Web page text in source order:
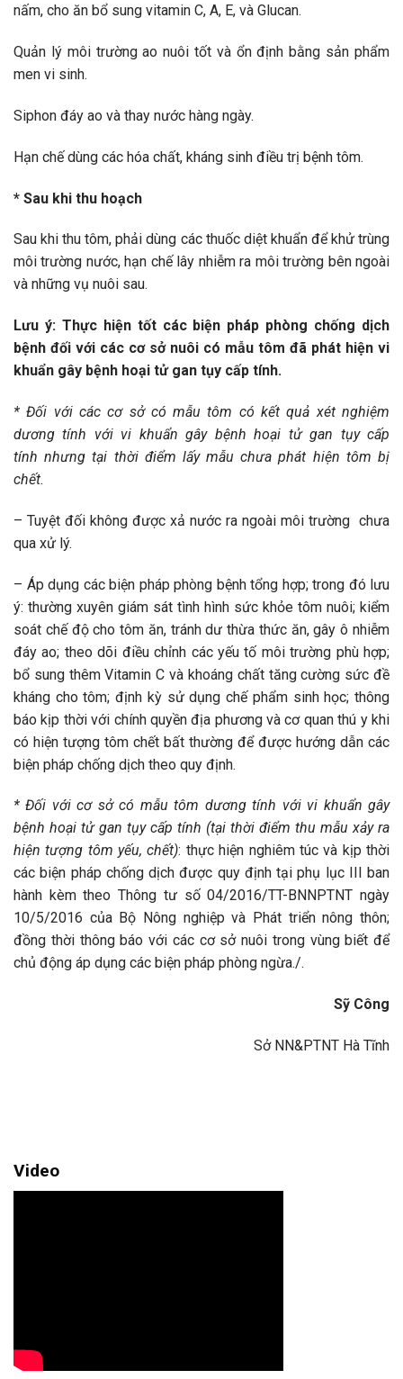
nấm, cho ăn bổ sung vitamin C, A, E, và Glucan.
Quản lý môi trường ao nuôi tốt và ổn định bằng sản phẩm
men vi sinh.
Siphon đáy ao và thay nước hàng ngày.
Hạn chế dùng các hóa chất, kháng sinh điều trị bệnh tôm.
* Sau khi thu hoạch
Sau khi thu tôm, phải dùng các thuốc diệt khuẩn để khử trùng
môi trường nước, hạn chế lây nhiễm ra môi trường bên ngoài
và những vụ nuôi sau.
Lưu ý: Thực hiện tốt các biện pháp phòng chống dịch
bệnh đối với các cơ sở nuôi có mẫu tôm đã phát hiện vi
khuẩn gây bệnh hoại tử gan tụy cấp tính.
* Đối với các cơ sở có mẫu tôm có kết quả xét nghiệm
dương tính với vi khuẩn gây bệnh hoại tử gan tụy cấp
tính nhưng tại thời điểm lấy mẫu chưa phát hiện tôm bị
chết.
– Tuyệt đối không được xả nước ra ngoài môi trường chưa
qua xử lý.
– Áp dụng các biện pháp phòng bệnh tổng hợp; trong đó lưu
ý: thường xuyên giám sát tình hình sức khỏe tôm nuôi; kiểm
soát chế độ cho tôm ăn, tránh dư thừa thức ăn, gây ô nhiễm
đáy ao; theo dõi điều chỉnh các yếu tố môi trường phù hợp;
bổ sung thêm Vitamin C và khoáng chất tăng cường sức đề
kháng cho tôm; định kỳ sử dụng chế phẩm sinh học; thông
báo kịp thời với chính quyền địa phương và cơ quan thú y khi
có hiện tượng tôm chết bất thường để được hướng dẫn các
biện pháp chống dịch theo quy định.
* Đối với cơ sở có mẫu tôm dương tính với vi khuẩn gây
bệnh hoại tử gan tụy cấp tính (tại thời điểm thu mẫu xảy ra
hiện tượng tôm yếu, chết): thực hiện nghiêm túc và kịp thời
các biện pháp chống dịch được quy định tại phụ lục III ban
hành kèm theo Thông tư số 04/2016/TT-BNNPTNT ngày
10/5/2016 của Bộ Nông nghiệp và Phát triển nông thôn;
đồng thời thông báo với các cơ sở nuôi trong vùng biết để
chủ động áp dụng các biện pháp phòng ngừa./.
Sỹ Công
Sở NN&PTNT Hà Tĩnh
Video